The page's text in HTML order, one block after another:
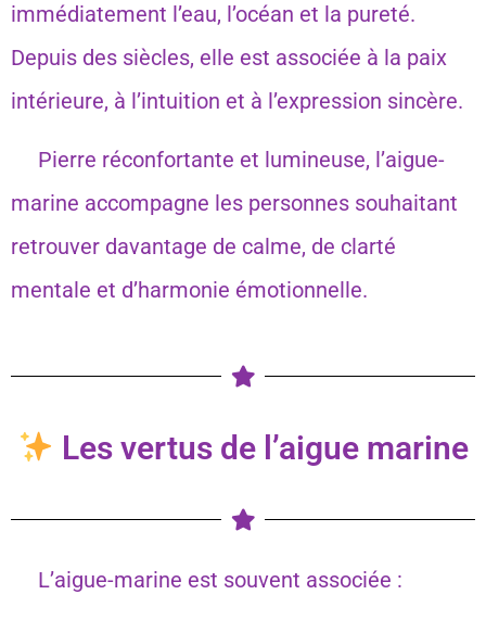
immédiatement l’eau, l’océan et la pureté.
Depuis des siècles, elle est associée à la paix
intérieure, à l’intuition et à l’expression sincère.
Pierre réconfortante et lumineuse, l’aigue-
marine accompagne les personnes souhaitant
retrouver davantage de calme, de clarté
mentale et d’harmonie émotionnelle.
Les vertus de l’aigue marine
L’aigue-marine est souvent associée :